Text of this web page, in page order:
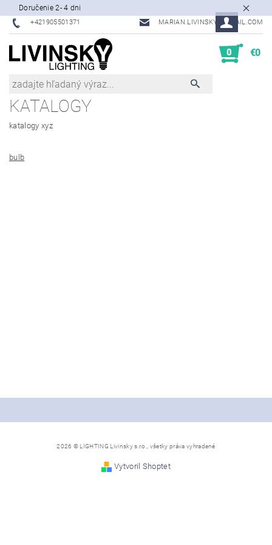
Doručenie 2- 4 dni
+421905501371 MARIAN.LIVINSKY@GMAIL.COM
0 €0
KATALOGY
katalogy xyz
bulb
2026 © LIGHTING Livinsky s.r.o., všetky práva vyhradené
Vytvoril Shoptet